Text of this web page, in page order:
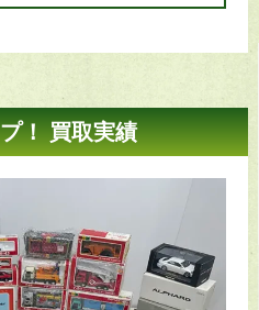
！ 買取実績